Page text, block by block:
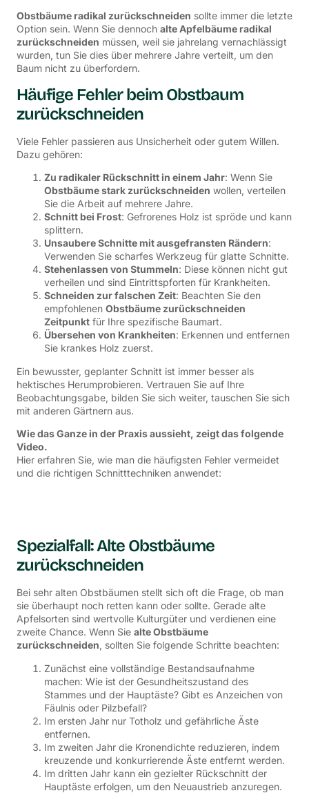
Obstbäume radikal zurückschneiden sollte immer die letzte
Option sein. Wenn Sie dennoch alte Apfelbäume radikal
zurückschneiden müssen, weil sie jahrelang vernachlässigt
wurden, tun Sie dies über mehrere Jahre verteilt, um den
Baum nicht zu überfordern.
Häufige Fehler beim Obstbaum
zurückschneiden
Viele Fehler passieren aus Unsicherheit oder gutem Willen.
Dazu gehören:
Zu radikaler Rückschnitt in einem Jahr: Wenn Sie
Obstbäume stark zurückschneiden wollen, verteilen
Sie die Arbeit auf mehrere Jahre.
Schnitt bei Frost: Gefrorenes Holz ist spröde und kann
splittern.
Unsaubere Schnitte mit ausgefransten Rändern:
Verwenden Sie scharfes Werkzeug für glatte Schnitte.
Stehenlassen von Stummeln: Diese können nicht gut
verheilen und sind Eintrittspforten für Krankheiten.
Schneiden zur falschen Zeit: Beachten Sie den
empfohlenen Obstbäume zurückschneiden
Zeitpunkt für Ihre spezifische Baumart.
Übersehen von Krankheiten: Erkennen und entfernen
Sie krankes Holz zuerst.
Ein bewusster, geplanter Schnitt ist immer besser als
hektisches Herumprobieren. Vertrauen Sie auf Ihre
Beobachtungsgabe, bilden Sie sich weiter, tauschen Sie sich
mit anderen Gärtnern aus.
Wie das Ganze in der Praxis aussieht, zeigt das folgende
Video.
Hier erfahren Sie, wie man die häufigsten Fehler vermeidet
und die richtigen Schnitttechniken anwendet:
Spezialfall: Alte Obstbäume
zurückschneiden
Bei sehr alten Obstbäumen stellt sich oft die Frage, ob man
sie überhaupt noch retten kann oder sollte. Gerade alte
Apfelsorten sind wertvolle Kulturgüter und verdienen eine
zweite Chance. Wenn Sie alte Obstbäume
zurückschneiden, sollten Sie folgende Schritte beachten:
Zunächst eine vollständige Bestandsaufnahme
machen: Wie ist der Gesundheitszustand des
Stammes und der Hauptäste? Gibt es Anzeichen von
Fäulnis oder Pilzbefall?
Im ersten Jahr nur Totholz und gefährliche Äste
entfernen.
Im zweiten Jahr die Kronendichte reduzieren, indem
kreuzende und konkurrierende Äste entfernt werden.
Im dritten Jahr kann ein gezielter Rückschnitt der
Hauptäste erfolgen, um den Neuaustrieb anzuregen.